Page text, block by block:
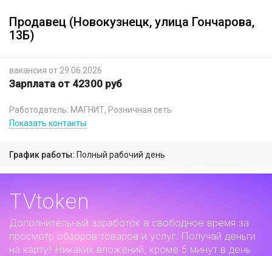
Продавец (Новокузнецк, улица Гончарова,
13Б)
вакансия от 29.06.2026
Зарплата от 42300 руб
Работодатель: МАГНИТ, Розничная сеть
Показать контакты
График работы: Полный рабочий день
TVtoken
Дополнительный заработок в свободное время за
просмотр обзоров товаров и услуг. Получай деньги
на карту! Никаких вложений, кроме 5 минут в день